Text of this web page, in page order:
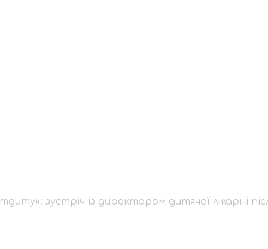
російської атаки
зустріч із директором дитячої лікарні